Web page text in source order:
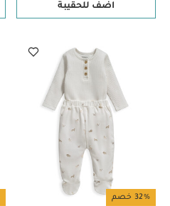
اضف للحقيبة
32% خصم